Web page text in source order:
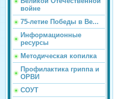
войне
75-летие Победы в Ве...
Информационные
ресурсы
Методическая копилка
Профилактика гриппа и
ОРВИ
СОУТ